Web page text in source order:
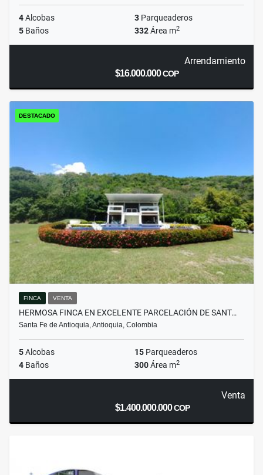
4Alcobas 3 Parqueaderos
5 Baños 332Área m2
Arrendamiento
$16.000.000COP
DESTACADO
FINCA VENTA
HERMOSA FINCA EN EXCELENTE PARCELACIÓN DE SANT…
Santa Fe de Antioquia, Antioquia, Colombia
5Alcobas 15 Parqueaderos
4 Baños 300Área m2
Venta
$1.400.000.000COP